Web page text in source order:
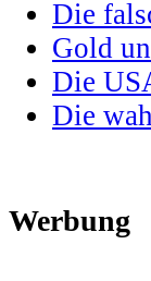
Die
Gold
Die
Die
Werbung